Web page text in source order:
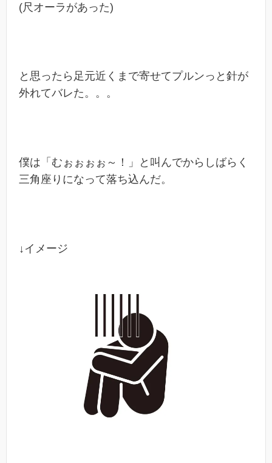
(尺オーラがあった)
と思ったら足元近くまで寄せてプルンっと針が
外れてバレた。。。
僕は「むぉぉぉぉ～！」と叫んでからしばらく
三角座りになって落ち込んだ。
↓イメージ